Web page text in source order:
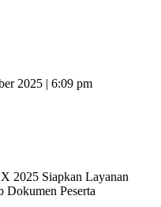
2025 | 6:09 pm
2025 Siapkan Layanan
Dokumen Peserta